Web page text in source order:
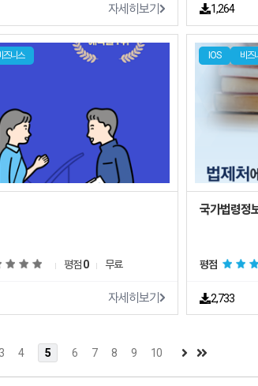
자세히보기 1,264
즈니스
평점0 무료
자세히보기
IOS 비즈
국가법령정
평점
2,733
3 4 5 6 7 8 9 10
2025.01.17
2025.01.17